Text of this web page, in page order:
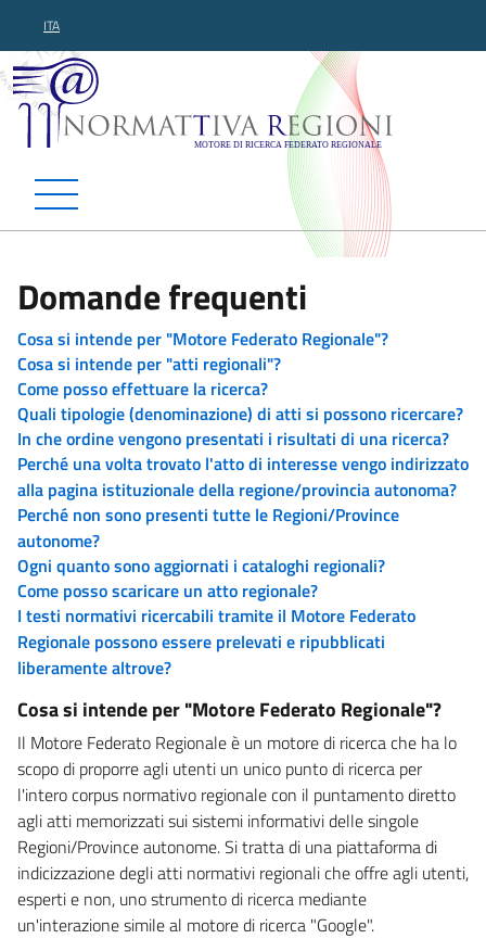
ITA
Normattiva Regioni -
Domande frequenti
Cosa si intende per "Motore Federato Regionale"?
Cosa si intende per "atti regionali"?
Come posso effettuare la ricerca?
Quali tipologie (denominazione) di atti si possono ricercare?
In che ordine vengono presentati i risultati di una ricerca?
Perché una volta trovato l'atto di interesse vengo indirizzato
alla pagina istituzionale della regione/provincia autonoma?
Perché non sono presenti tutte le Regioni/Province
autonome?
Ogni quanto sono aggiornati i cataloghi regionali?
Come posso scaricare un atto regionale?
I testi normativi ricercabili tramite il Motore Federato
Regionale possono essere prelevati e ripubblicati
liberamente altrove?
Cosa si intende per "Motore Federato Regionale"?
Il Motore Federato Regionale è un motore di ricerca che ha lo
scopo di proporre agli utenti un unico punto di ricerca per
l'intero corpus normativo regionale con il puntamento diretto
agli atti memorizzati sui sistemi informativi delle singole
Regioni/Province autonome. Si tratta di una piattaforma di
indicizzazione degli atti normativi regionali che offre agli utenti,
esperti e non, uno strumento di ricerca mediante
un'interazione simile al motore di ricerca "Google".